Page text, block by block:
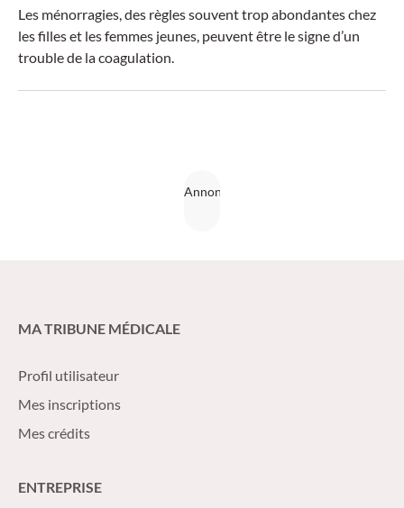
Les ménorragies, des règles souvent trop abondantes chez
les filles et les femmes jeunes, peuvent être le signe d’un
trouble de la coagulation.
MA TRIBUNE MÉDICALE
Profil utilisateur
Mes inscriptions
Mes crédits
ENTREPRISE